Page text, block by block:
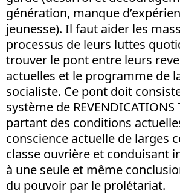
génération, manque
jeunesse). Il faut aider les
processus de leurs luttes
trouver le pont entre leurs
actuelles et le programme de
socialiste. Ce pont doit
système de REVENDICATIONS
partant des conditions
conscience actuelle de larges
classe ouvrière et conduisant
à une seule et même
du pouvoir par le prolétariat.